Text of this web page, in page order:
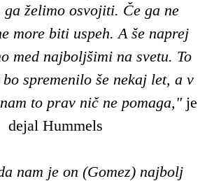
ga želimo osvojiti. Če ga ne
more biti uspeh. A še naprej
med najboljšimi na svetu. To
bo spremenilo še nekaj let, a v
to prav nič ne pomaga,"je
dejal Hummels
nam je on (Gomez) najbolj